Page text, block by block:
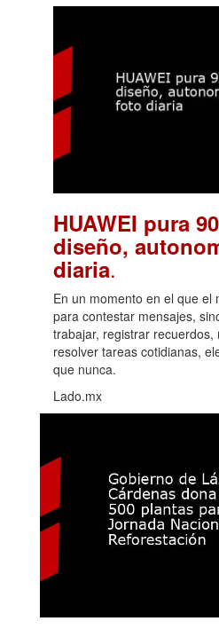
HUAWEI pura
diseño,
diaria.
En un momento en el que el
para contestar mensajes,
trabajar, registrar recuerdos,
resolver tareas cotidianas,
que nunca.
Lado.mx